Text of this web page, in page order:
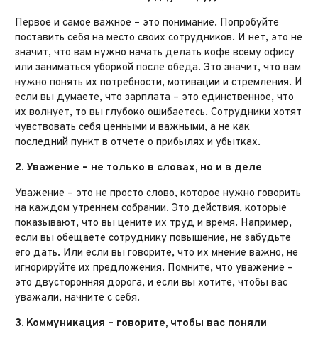
Первое и самое важное – это понимание. Попробуйте
поставить себя на место своих сотрудников. И нет, это не
значит, что вам нужно начать делать кофе всему офису
или заниматься уборкой после обеда. Это значит, что вам
нужно понять их потребности, мотивации и стремления. И
если вы думаете, что зарплата – это единственное, что
их волнует, то вы глубоко ошибаетесь. Сотрудники хотят
чувствовать себя ценными и важными, а не как
последний пункт в отчете о прибылях и убытках.
2. Уважение – не только в словах, но и в деле
Уважение – это не просто слово, которое нужно говорить
на каждом утреннем собрании. Это действия, которые
показывают, что вы цените их труд и время. Например,
если вы обещаете сотруднику повышение, не забудьте
его дать. Или если вы говорите, что их мнение важно, не
игнорируйте их предложения. Помните, что уважение –
это двусторонняя дорога, и если вы хотите, чтобы вас
уважали, начните с себя.
3. Коммуникация – говорите, чтобы вас поняли